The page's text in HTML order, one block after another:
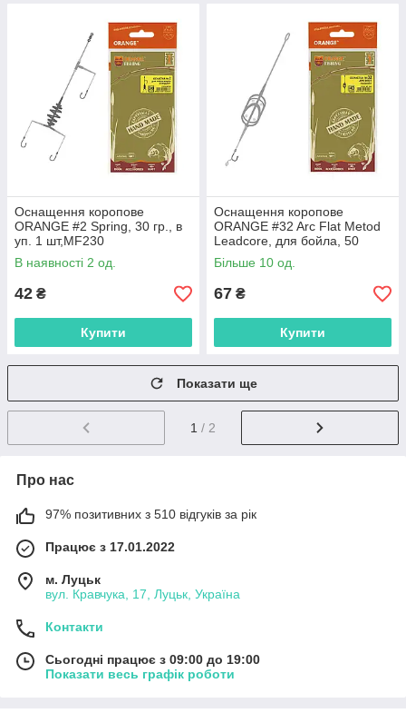
Оснащення коропове
ORANGE #2 Spring, 30 гр., в
уп. 1 шт,MF230
В наявності 2 од.
42 ₴
Купити
Оснащення коропове
ORANGE #32 Arc Flat Metod
Leadcore, для бойла, 50
гр.,MF3250
Більше 10 од.
67 ₴
Купити
Показати ще
1 / 2
Про нас
97% позитивних з 510 відгуків за рік
Працює з 17.01.2022
м. Луцьк
вул. Кравчука, 17, Луцьк, Україна
Контакти
Сьогодні працює з 09:00 до 19:00
Показати весь графік роботи